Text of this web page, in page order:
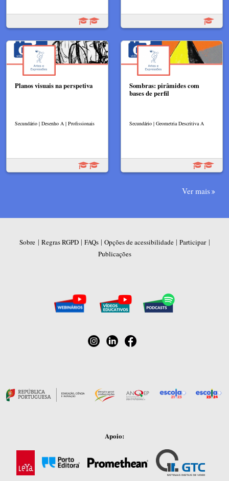
Planos visuais na perspetiva
Secundário | Desenho A | Profissionais
Sombras: pirâmides com
bases de perfil
Secundário | Geometria Descritiva A
Ver mais
Sobre | Regras RGPD| FAQs| Opções de acessibilidade| Participar|
Publicações
Apoio: